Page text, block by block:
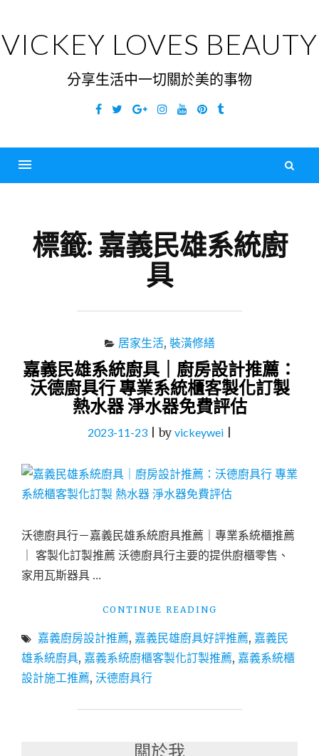
content
VICKEY LOVES BEAUTY
分享生活中一切關於美的事物
Facebook
TwitterGoogleInstagramYouTubePinterest
Tumblr
標籤: 嘉義民雄系統廚
具
居家生活, 裝潢修繕
嘉義民雄系統廚具｜廚房設計推薦：
沃德廚具行 專業系統櫃客製化訂製
熱水器 淨水器免費評估
2023-11-23|by vickeywei|
沃德廚具行－嘉義民雄系統廚具推薦｜專業系統櫃推薦
｜ 客製化訂製推薦 沃德廚具行主要的提供廚櫃零售、
家用瓦斯器具 …
CONTINUE READING
民
雄
嘉義廚房設計推薦, 嘉義民雄廚具好評推薦, 嘉義民
雄系統廚具, 嘉義系統廚櫃客製化訂製推薦, 嘉義系統櫃
設計施工推薦, 沃德廚具行
關於我